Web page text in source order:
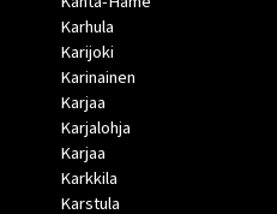
Karhula
Karijoki
Karinainen
Karjaa
Karjalohja
Karjaa
Karkkila
Karstula